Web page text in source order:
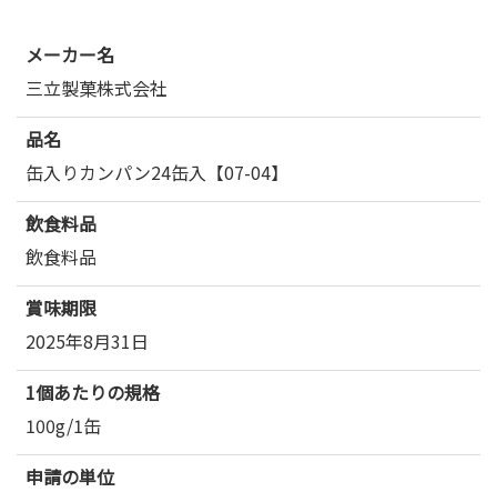
メーカー名
三立製菓株式会社
品名
缶入りカンパン24缶入【07-04】
飲食料品
飲食料品
賞味期限
2025年8月31日
1個あたりの規格
100g/1缶
申請の単位